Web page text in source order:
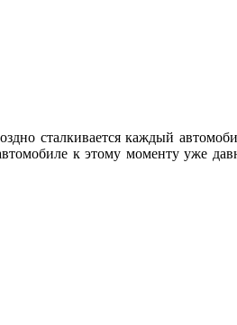
сталкивается каждый
к этому моменту уже